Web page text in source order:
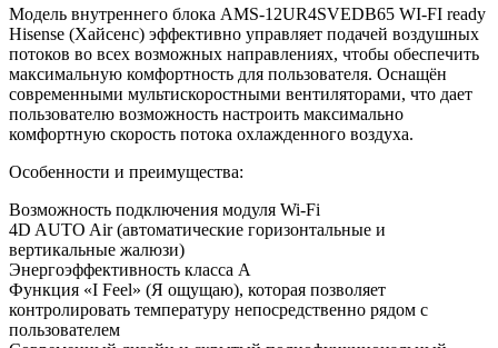
Модель внутреннего блока AMS-12UR4SVEDB65 WI-FI ready
Hisense (Хайсенс) эффективно управляет подачей воздушных
потоков во всех возможных направлениях, чтобы обеспечить
максимальную комфортность для пользователя. Оснащён
современными мультискоростными вентиляторами, что дает
пользователю возможность настроить максимально
комфортную скорость потока охлажденного воздуха.
Особенности и преимущества:
Возможность подключения модуля Wi-Fi
4D AUTO Air (автоматические горизонтальные и
вертикальные жалюзи)
Энергоэффективность класса А
Функция «I Feel» (Я ощущаю), которая позволяет
контролировать температуру непосредственно рядом с
пользователем